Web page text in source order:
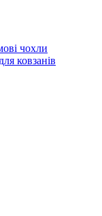
чохли
ковзанів